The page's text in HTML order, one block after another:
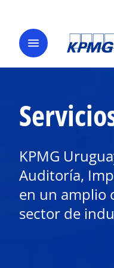
menu
KPMG
Auditoría,
en un amplio
sector de